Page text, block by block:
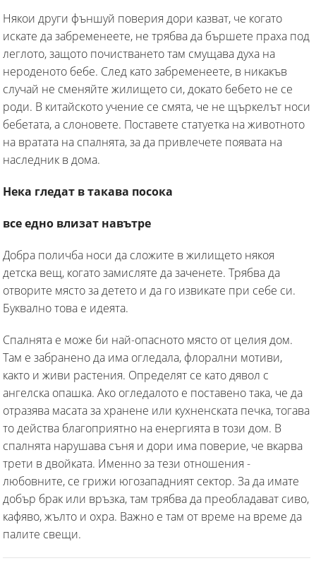
Някои други фъншуй поверия дори казват, че когато
искате да забременеете, не трябва да бършете праха под
леглото, защото почистването там смущава духа на
нероденото бебе. След като забременеете, в никакъв
случай не сменяйте жилището си, докато бебето не се
роди. В китайското учение се смята, че не щъркелът носи
бебетата, а слоновете. Поставете статуетка на животното
на вратата на спалнята, за да привлечете появата на
наследник в дома.
Нека гледат в такава посока
все едно влизат навътре
Добра поличба носи да сложите в жилището някоя
детска вещ, когато замисляте да заченете. Трябва да
отворите място за детето и да го извикате при себе си.
Буквално това е идеята.
Спалнята е може би най-опасното място от целия дом.
Там е забранено да има огледала, флорални мотиви,
както и живи растения. Определят се като дявол с
ангелска опашка. Ако огледалото е поставено така, че да
отразява масата за хранене или кухненската печка, тогава
то действа благоприятно на енергията в този дом. В
спалнята нарушава съня и дори има поверие, че вкарва
трети в двойката. Именно за тези отношения -
любовните, се грижи югозападният сектор. За да имате
добър брак или връзка, там трябва да преобладават сиво,
кафяво, жълто и охра. Важно е там от време на време да
палите свещи.